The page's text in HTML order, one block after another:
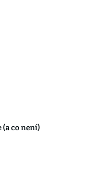
(a co není)